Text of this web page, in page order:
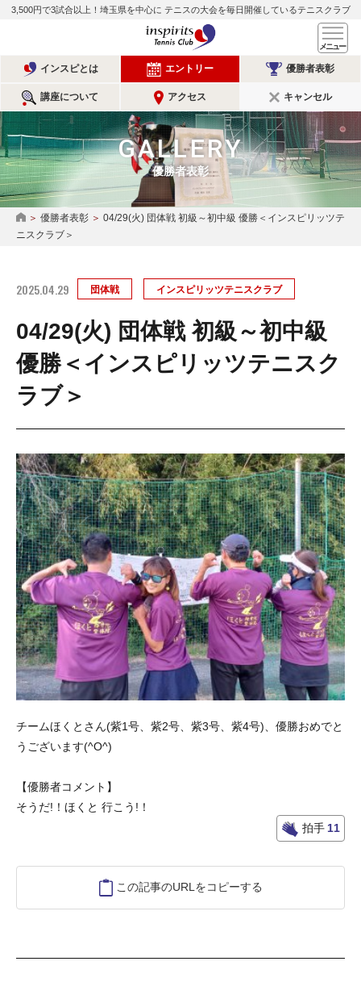
3,500円で3試合以上！埼玉県を中心に テニスの大会を毎日開催しているテニスクラブ
インスピリッツテニスクラ
インスピとは エントリー 優勝者表彰
講座について アクセス キャンセル
GALLERY
優勝者表彰
HOME
優勝者表彰
04/29(火) 団体戦 初級～初中級 優勝＜インスピリッツテ
ニスクラブ＞
2025.04.29 団体戦 インスピリッツテニスクラブ
04/29(火) 団体戦 初級～初中級
優勝＜インスピリッツテニスク
ラブ＞
チームほくとさん(紫1号、紫2号、紫3号、紫4号)、優勝おめでと
うございます(^O^)
【優勝者コメント】
そうだ!！ほくと 行こう!！
拍手11
この記事のURLをコピーする